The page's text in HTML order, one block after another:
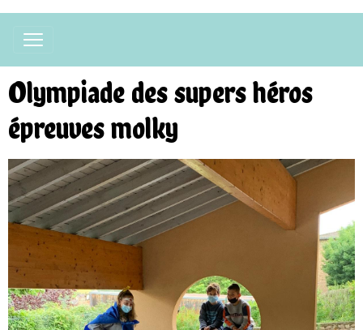
Olympiade des supers héros
épreuves molky